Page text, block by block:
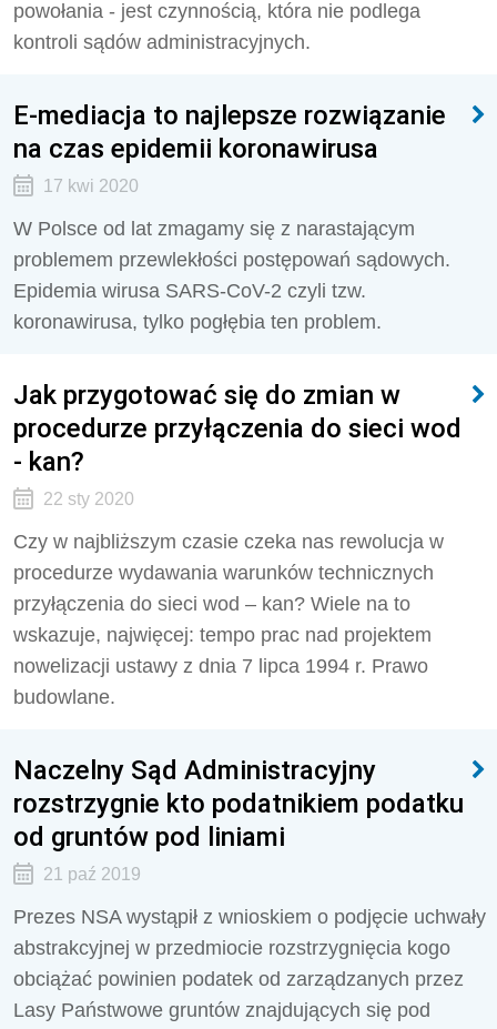
powołania - jest czynnością, która nie podlega
kontroli sądów administracyjnych.
E-mediacja to najlepsze rozwiązanie
na czas epidemii koronawirusa
17 kwi 2020
W Polsce od lat zmagamy się z narastającym
problemem przewlekłości postępowań sądowych.
Epidemia wirusa SARS-CoV-2 czyli tzw.
koronawirusa, tylko pogłębia ten problem.
Jak przygotować się do zmian w
procedurze przyłączenia do sieci wod
- kan?
22 sty 2020
Czy w najbliższym czasie czeka nas rewolucja w
procedurze wydawania warunków technicznych
przyłączenia do sieci wod – kan? Wiele na to
wskazuje, najwięcej: tempo prac nad projektem
nowelizacji ustawy z dnia 7 lipca 1994 r. Prawo
budowlane.
Naczelny Sąd Administracyjny
rozstrzygnie kto podatnikiem podatku
od gruntów pod liniami
21 paź 2019
Prezes NSA wystąpił z wnioskiem o podjęcie uchwały
abstrakcyjnej w przedmiocie rozstrzygnięcia kogo
obciążać powinien podatek od zarządzanych przez
Lasy Państwowe gruntów znajdujących się pod